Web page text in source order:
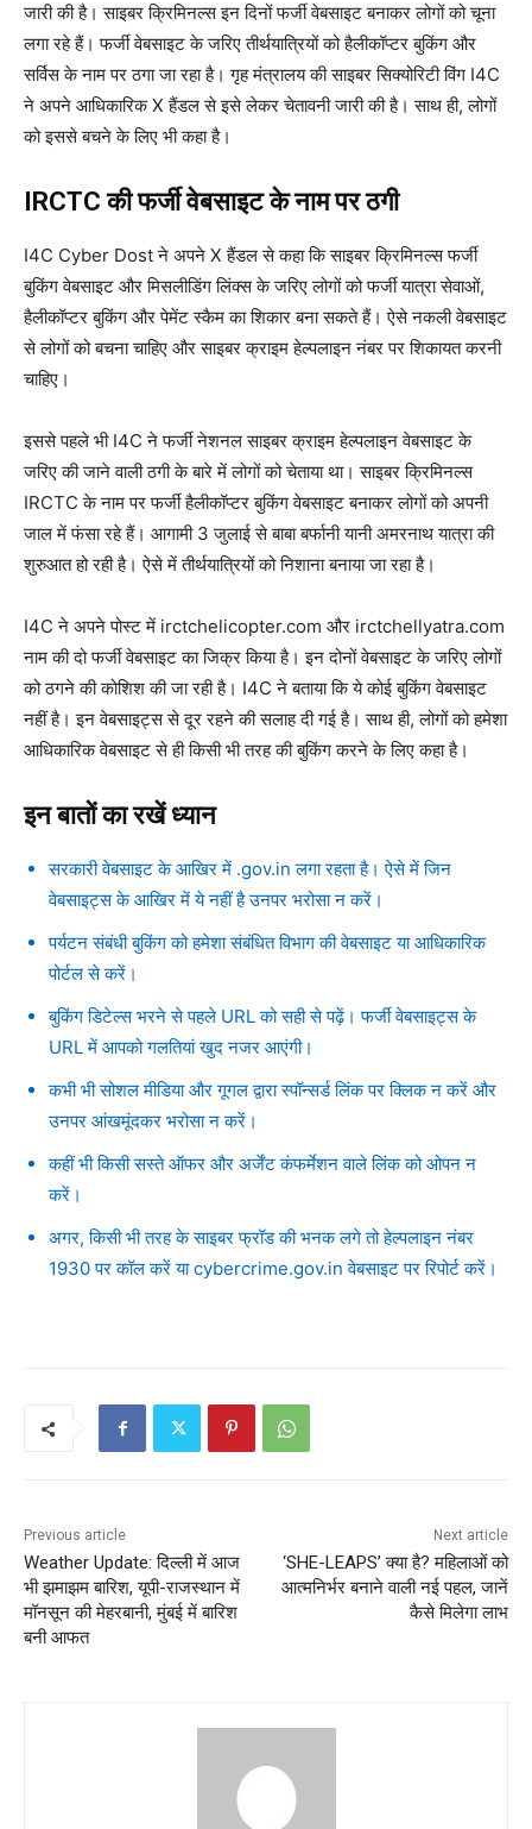
जारी की है। साइबर क्रिमिनल्स इन दिनों फर्जी वेबसाइट बनाकर लोगों को चूना
लगा रहे हैं। फर्जी वेबसाइट के जरिए तीर्थयात्रियों को हैलीकॉप्टर बुकिंग और
सर्विस के नाम पर ठगा जा रहा है। गृह मंत्रालय की साइबर सिक्योरिटी विंग I4C
ने अपने आधिकारिक X हैंडल से इसे लेकर चेतावनी जारी की है। साथ ही, लोगों
को इससे बचने के लिए भी कहा है।
IRCTC की फर्जी वेबसाइट के नाम पर ठगी
I4C Cyber Dost ने अपने X हैंडल से कहा कि साइबर क्रिमिनल्स फर्जी
बुकिंग वेबसाइट और मिसलीडिंग लिंक्स के जरिए लोगों को फर्जी यात्रा सेवाओं,
हैलीकॉप्टर बुकिंग और पेमेंट स्कैम का शिकार बना सकते हैं। ऐसे नकली वेबसाइट
से लोगों को बचना चाहिए और साइबर क्राइम हेल्पलाइन नंबर पर शिकायत करनी
चाहिए।
इससे पहले भी I4C ने फर्जी नेशनल साइबर क्राइम हेल्पलाइन वेबसाइट के
जरिए की जाने वाली ठगी के बारे में लोगों को चेताया था। साइबर क्रिमिनल्स
IRCTC के नाम पर फर्जी हैलीकॉप्टर बुकिंग वेबसाइट बनाकर लोगों को अपनी
जाल में फंसा रहे हैं। आगामी 3 जुलाई से बाबा बर्फानी यानी अमरनाथ यात्रा की
शुरुआत हो रही है। ऐसे में तीर्थयात्रियों को निशाना बनाया जा रहा है।
I4C ने अपने पोस्ट में irctchelicopter.com और irctchellyatra.com
नाम की दो फर्जी वेबसाइट का जिक्र किया है। इन दोनों वेबसाइट के जरिए लोगों
को ठगने की कोशिश की जा रही है। I4C ने बताया कि ये कोई बुकिंग वेबसाइट
नहीं है। इन वेबसाइट्स से दूर रहने की सलाह दी गई है। साथ ही, लोगों को हमेशा
आधिकारिक वेबसाइट से ही किसी भी तरह की बुकिंग करने के लिए कहा है।
इन बातों का रखें ध्यान
सरकारी वेबसाइट के आखिर में .gov.in लगा रहता है। ऐसे में जिन
वेबसाइट्स के आखिर में ये नहीं है उनपर भरोसा न करें।
पर्यटन संबंधी बुकिंग को हमेशा संबंधित विभाग की वेबसाइट या आधिकारिक
पोर्टल से करें।
बुकिंग डिटेल्स भरने से पहले URL को सही से पढ़ें। फर्जी वेबसाइट्स के
URL में आपको गलतियां खुद नजर आएंगी।
कभी भी सोशल मीडिया और गूगल द्वारा स्पॉन्सर्ड लिंक पर क्लिक न करें और
उनपर आंखमूंदकर भरोसा न करें।
कहीं भी किसी सस्ते ऑफर और अर्जेंट कंफर्मेशन वाले लिंक को ओपन न
करें।
अगर, किसी भी तरह के साइबर फ्रॉड की भनक लगे तो हेल्पलाइन नंबर
1930 पर कॉल करें या cybercrime.gov.in वेबसाइट पर रिपोर्ट करें।
Previous article
Weather Update: दिल्ली में आज
भी झमाझम बारिश, यूपी-राजस्थान में
मॉनसून की मेहरबानी, मुंबई में बारिश
बनी आफत
Next article
‘SHE-LEAPS’ क्या है? महिलाओं को
आत्मनिर्भर बनाने वाली नई पहल, जानें
कैसे मिलेगा लाभ